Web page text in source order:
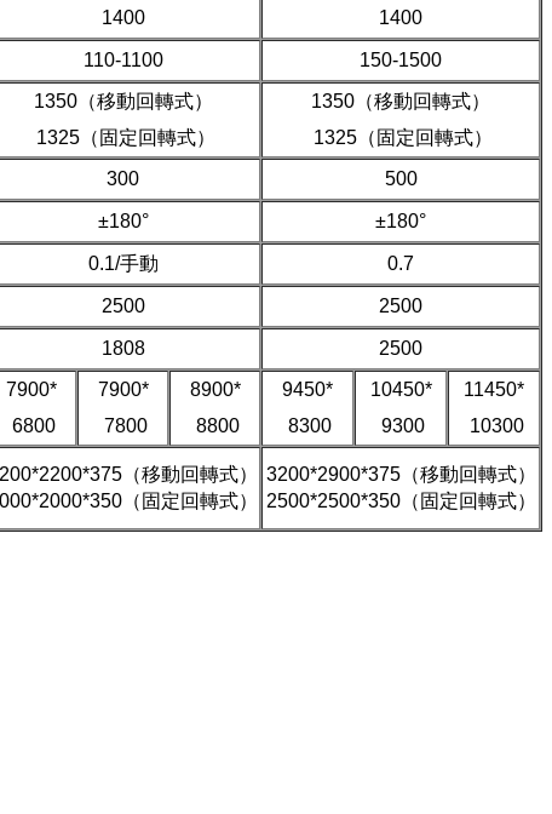
1400 1400
110-1100
150-1500
1350（移動回轉式）
1325（固定回轉式）
1350（移動回轉式）
1325（固定回轉式）
300 500
±180° ±180°
0.1/手動 0.7
2500 2500
1808 2500
7900*
6800
7900*
7800
8900*
8800
9450*
8300
10450*
9300
11450*
10300
（移動回轉式）
（固定回轉式）
3200*2900*375（移動回轉式）
2500*2500*350（固定回轉式）